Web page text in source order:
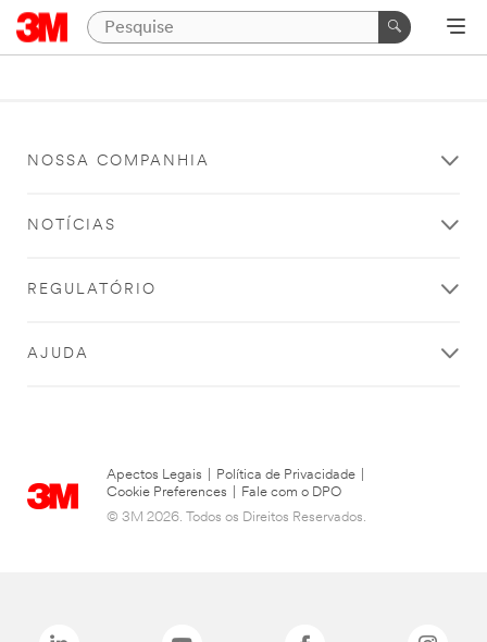
NOSSA COMPANHIA
NOTÍCIAS
REGULATÓRIO
AJUDA
Apectos Legais Política de Privacidade
Cookie Preferences
Fale com o DPO
© 3M 2026. Todos os Direitos Reservados.